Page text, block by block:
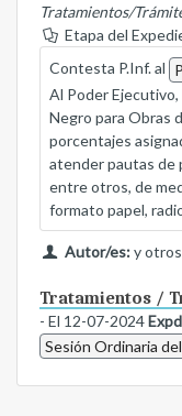
Tratamientos/
Etapa del
Contesta P.Inf. al
Al Poder
Negro para Obras
porcentajes
atender pautas de
entre otros, de
formato papel,
Autor/es:y otros
Tratamientos /
- El 12-07-2024
Sesión Ordinaria